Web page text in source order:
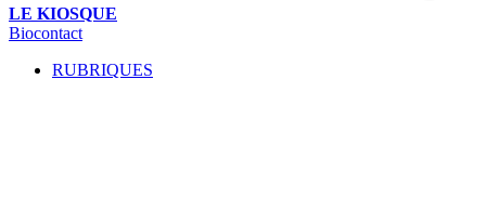
LE KIOSQUE
Biocontact
RUBRIQUES